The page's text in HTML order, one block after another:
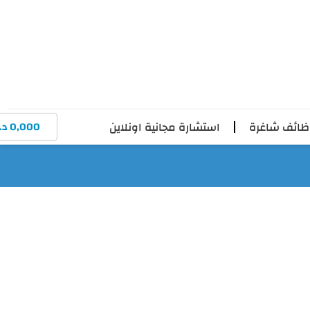
شاغرة استشارة مجانية اونلاين 0,000